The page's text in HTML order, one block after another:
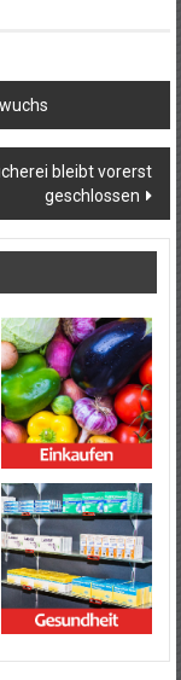
bleibt vorerst
geschlossen